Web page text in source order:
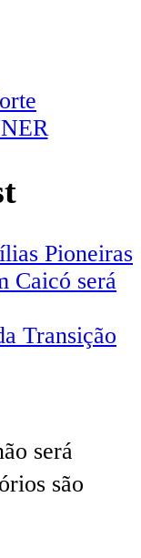
Pioneiras
Caicó será
Transição
será
são